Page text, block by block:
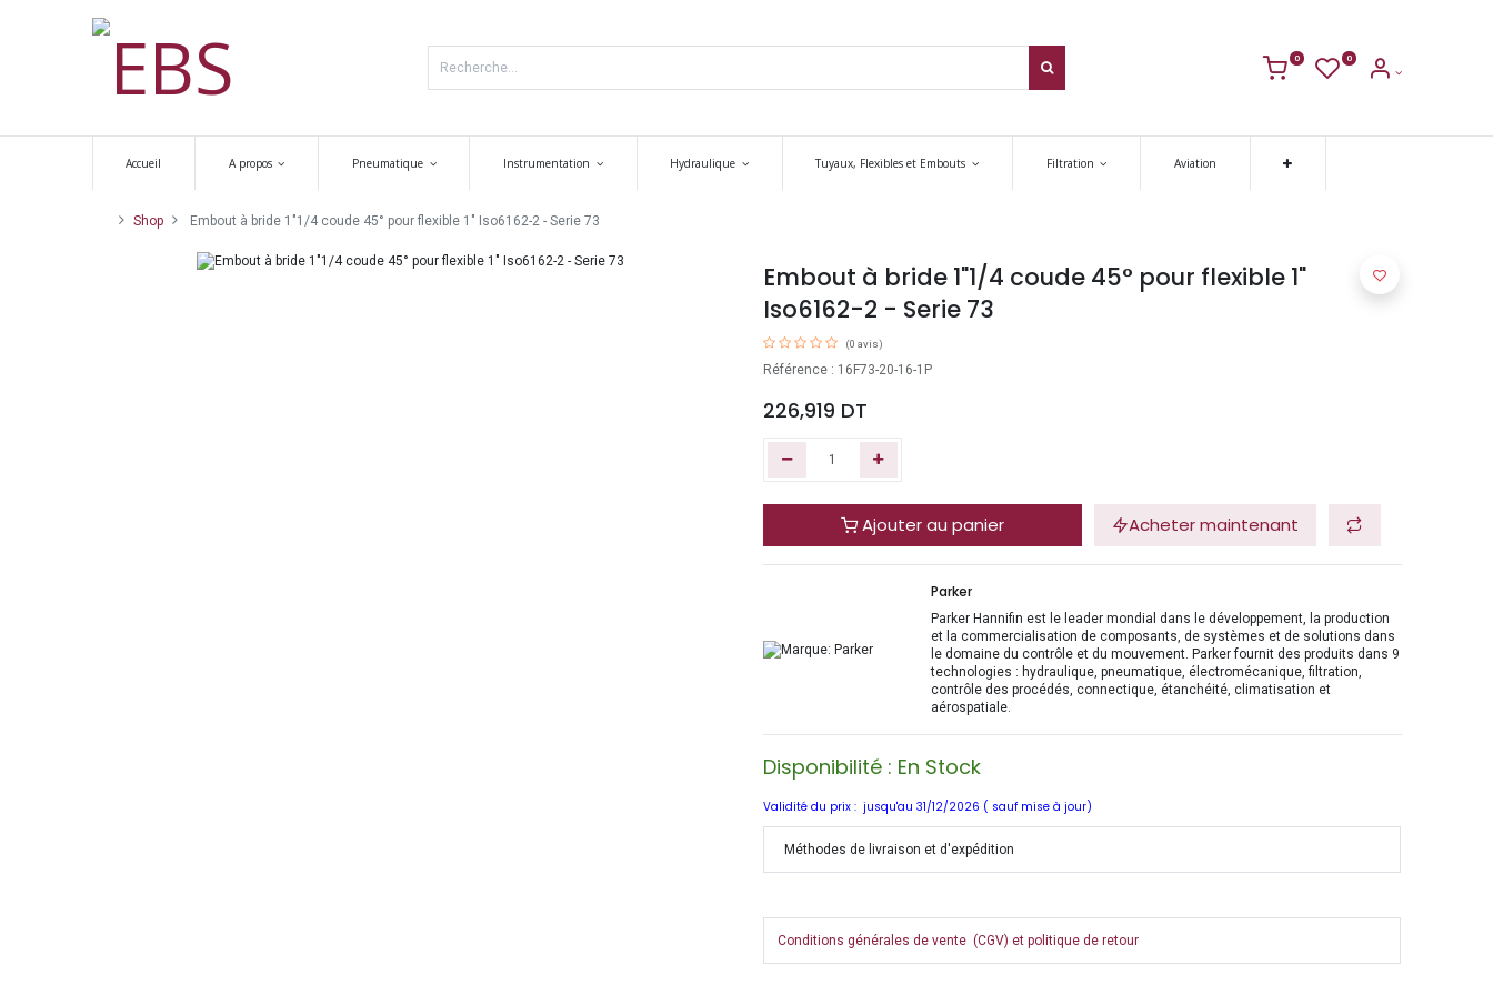
0 0
Accueil A propos Pneumatique Instrumentation Hydraulique Tuyaux, Flexibles et Embouts Filtration Aviation
Shop Embout à bride 1"1/4 coude 45° pour flexible 1" Iso6162-2 - Serie 73
Embout à bride 1"1/4 coude 45° pour flexible 1"
Iso6162-2 - Serie 73
(0 avis)
Référence : 16F73-20-16-1P
226,919 DT
Ajouter au panier Acheter maintenant
Parker
Parker Hannifin est le leader mondial dans le développement, la production
et la commercialisation de composants, de systèmes et de solutions dans
le domaine du contrôle et du mouvement. Parker fournit des produits dans 9
technologies : hydraulique, pneumatique, électromécanique, filtration,
contrôle des procédés, connectique, étanchéité, climatisation et
aérospatiale.
Disponibilité : En Stock
Validité du prix : jusqu'au 31/12/2026 ( sauf mise à jour)
Méthodes de livraison et d'expédition
Conditions générales de vente (CGV) et politique de retour